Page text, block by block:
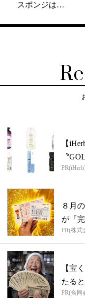
スポンジは…
【
〝
８月
が『
PR(株式
【宝
たる
PR(合同